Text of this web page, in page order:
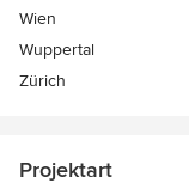
Wien
Wuppertal
Zürich
Projektart